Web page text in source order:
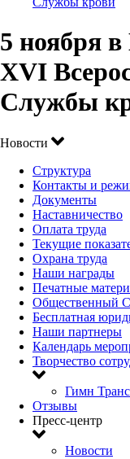
5 ноября
XVI
Службы
Новости
Структура
Контакты и
Документы
Наставничество
Оплата труда
Текущие
Охрана труда
Наши награды
Печатные
Общественный
Бесплатная
Наши партнеры
Календарь
Творчество
Гимн
Отзывы
Пресс-центр
Новости